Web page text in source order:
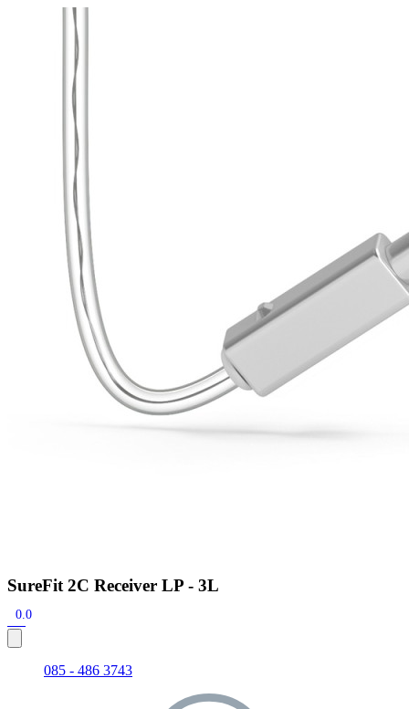
Snel zoeken
Signia hoortoestellen
Audio Service R LI 7
Hoortoestelbatterijen
Onderhoudsartikelen
Signia Active Mini IX - Oplaadbaar
De Signia Active Mini IX is het nieuwste hoortoestel van Signia.
SureFit 2C Receiver LP - 3L
0.0
085 - 486 3743